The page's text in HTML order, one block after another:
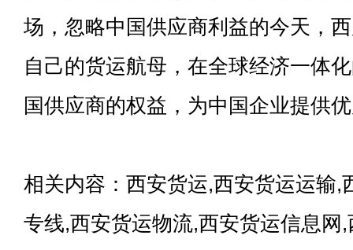
场，忽略中国供应商利益的今天，
自己的货运航母，在全球经济一体
国供应商的权益，为中国企业提供
相关内容：西安货运,西安货运运输,
专线,西安货运物流,西安货运信息网